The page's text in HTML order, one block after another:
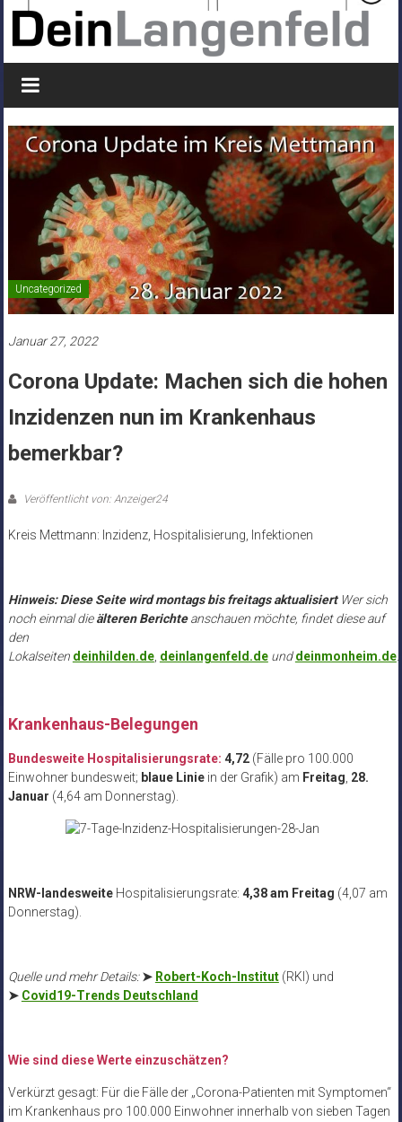
Uncategorized
Januar 27, 2022
Corona Update: Machen sich die hohen
Inzidenzen nun im Krankenhaus
bemerkbar?
Veröffentlicht von: Anzeiger24
Kreis Mettmann: Inzidenz, Hospitalisierung, Infektionen
Hinweis: Diese Seite wird montags bis freitags aktualisiert Wer sich
noch einmal dieälteren Berichteanschauen möchte, findet diese auf
den
Lokalseiten deinhilden.de, deinlangenfeld.deunddeinmonheim.de.
Krankenhaus-Belegungen
Bundesweite Hospitalisierungsrate: 4,72 (Fälle pro 100.000
Einwohner bundesweit; blaue Liniein der Grafik) am Freitag, 28.
Januar (4,64 am Donnerstag).
NRW-landesweiteHospitalisierungsrate: 4,38 am Freitag (4,07 am
Donnerstag).
Quelle und mehr Details:➤ Robert-Koch-Institut(RKI) und
➤ Covid19-Trends Deutschland
Wie sind diese Werte einzuschätzen?
Verkürzt gesagt: Für die Fälle der „Corona-Patienten mit Symptomen“
im Krankenhaus pro 100.000 Einwohner innerhalb von sieben Tagen